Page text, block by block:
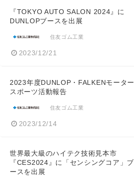
『TOKYO AUTO SALON 2024』に
DUNLOPブースを出展
住友ゴム工業
2023/12/21
2023年度DUNLOP・FALKENモーター
スポーツ活動報告
住友ゴム工業
2023/12/14
世界最大級のハイテク技術見本市
『CES2024』に「センシングコア」ブ
ースを出展